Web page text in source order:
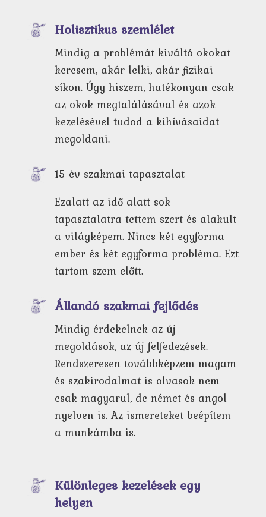
Holisztikus szemlélet
Mindig a problémát kiváltó okokat
keresem, akár lelki, akár fizikai
síkon. Úgy hiszem, hatékonyan csak
az okok megtalálásával és azok
kezelésével tudod a kihívásaidat
megoldani.
15 év szakmai tapasztalat
Ezalatt az idő alatt sok
tapasztalatra tettem szert és alakult
a világképem. Nincs két egyforma
ember és két egyforma probléma. Ezt
tartom szem előtt.
Állandó szakmai fejlődés
Mindig érdekelnek az új
megoldások, az új felfedezések.
Rendszeresen továbbképzem magam
és szakirodalmat is olvasok nem
csak magyarul, de német és angol
nyelven is. Az ismereteket beépítem
a munkámba is.
Különleges kezelések egy
helyen